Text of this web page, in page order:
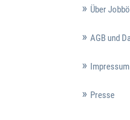
Über
AGB und
Impressum
Presse